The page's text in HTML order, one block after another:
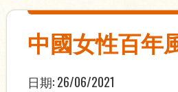
中國女性百年
日期:26/06/2021